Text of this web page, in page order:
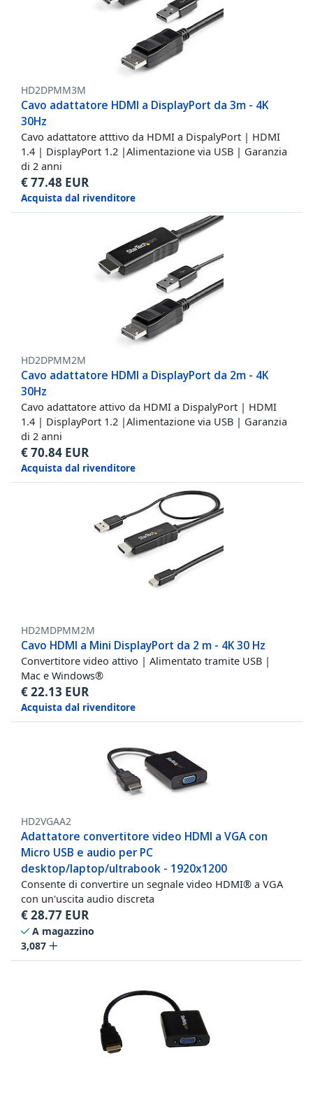
HD2DPMM3M
Cavo adattatore HDMI a DisplayPort da 3m - 4K
30Hz
Cavo adattatore atttivo da HDMI a DispalyPort | HDMI
1.4 | DisplayPort 1.2 |Alimentazione via USB | Garanzia
di 2 anni
€77.48 EUR
Acquista dal rivenditore
HD2DPMM2M
Cavo adattatore HDMI a DisplayPort da 2m - 4K
30Hz
Cavo adattatore attivo da HDMI a DispalyPort | HDMI
1.4 | DisplayPort 1.2 |Alimentazione via USB | Garanzia
di 2 anni
€70.84 EUR
Acquista dal rivenditore
HD2MDPMM2M
Cavo HDMI a Mini DisplayPort da 2 m - 4K 30 Hz
Convertitore video attivo | Alimentato tramite USB |
Mac e Windows®
€22.13 EUR
Acquista dal rivenditore
HD2VGAA2
Adattatore convertitore video HDMI a VGA con
Micro USB e audio per PC
desktop/laptop/ultrabook - 1920x1200
Consente di convertire un segnale video HDMI® a VGA
con un'uscita audio discreta
€28.77 EUR
A magazzino
3,087